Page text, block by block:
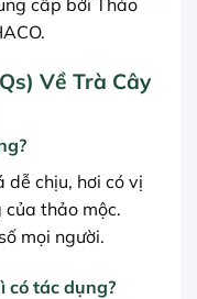
Về Trà Cây
dễ chịu, hơi có vị
thảo mộc.
mọi người.
có tác dụng?